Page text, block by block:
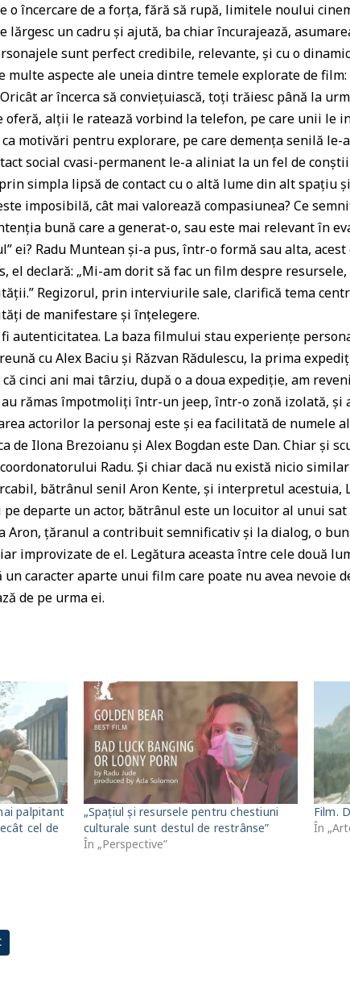
o încercare de a forța, fără să rupă, limitele noului
lărgesc un cadru și ajută, ba chiar încurajează,
sunt perfect credibile, relevante, și cu o
multe aspecte ale uneia dintre temele explorate de
ar încerca să conviețuiască, toți trăiesc până la
alții le ratează vorbind la telefon, pe care unii le
motivări pentru explorare, pe care demența senilă
social cvasi-permanent le-a aliniat la un fel de
simpla lipsă de contact cu o altă lume din alt spațiu
imposibilă, cât mai valorează compasiunea? Ce
bună care a generat-o, sau este mai relevant în
ei? Radu Muntean și-a pus, într-o formă sau alta,
el declară: „Mi-am dorit să fac un film despre
Regizorul, prin interviurile sale, clarifică tema
de manifestare și înțelegere.
autenticitatea. La baza filmului stau experiențe
cu Alex Baciu și Răzvan Rădulescu, la prima
cinci ani mai târziu, după o a doua expediție, am
au rămas împotmoliți într-un jeep, într-o zonă izolată, și
actorilor la personaj este și ea facilitată de numele
de Ilona Brezoianu și Alex Bogdan este Dan. Chiar și
Radu. Și chiar dacă nu există nicio
bătrânul senil Aron Kente, și interpretul acestuia,
pe departe un actor, bătrânul este un locuitor al unui
Aron, țăranul a contribuit semnificativ și la dialog, o
improvizate de el. Legătura aceasta între cele două
caracter aparte unui film care poate nu avea nevoie
de pe urma ei.
palpitant
cel de
„Spațiul și resursele pentru chestiuni
culturale sunt destul de restrânse”
În „Perspective”
Film.
În